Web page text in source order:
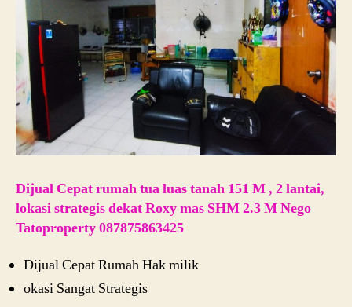
Dijual Cepat rumah tua luas tanah 151 M , 2 lantai,
lokasi strategis dekat Roxy mas SHM 2.3 M Nego
Tatoproperty 087875863425
Dijual Cepat Rumah Hak milik
okasi Sangat Strategis